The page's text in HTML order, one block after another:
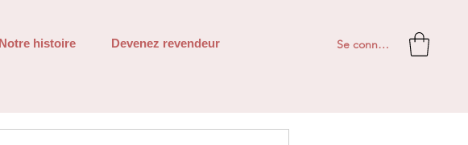
Notre histoire Devenez revendeur Se connecter